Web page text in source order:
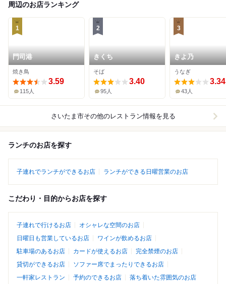
周辺のお店ランキング
1
門司港
焼き鳥
3.59
115人
2
きくち
そば
3.40
95人
3
きよ乃
うなぎ
3.34
43人
さいたま市その他のレストラン情報を見る
ランチのお店を探す
子連れでランチができるお店 ランチができる日曜営業のお店
こだわり・目的からお店を探す
子連れで行けるお店
オシャレな空間のお店
日曜日も営業しているお店
ワインが飲めるお店
駐車場のあるお店
カードが使えるお店
完全禁煙のお店
貸切ができるお店
ソファー席でまったりできるお店
一軒家レストラン
予約のできるお店 落ち着いた雰囲気のお店